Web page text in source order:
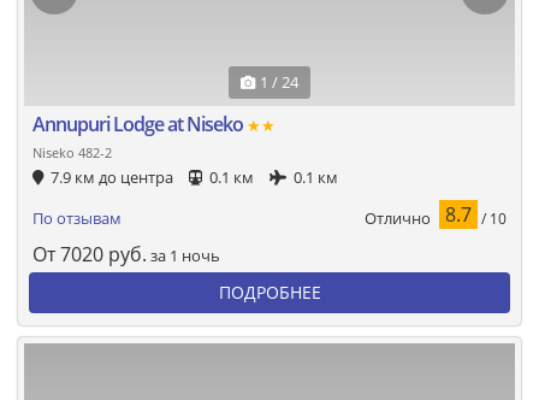
1 / 24
Annupuri Lodge at Niseko ★★
Niseko 482-2
7.9 км до центра 0.1 км
0.1 км
По отзывам
Отлично 8.7 / 10
От7020 руб. за 1 ночь
ПОДРОБНЕЕ